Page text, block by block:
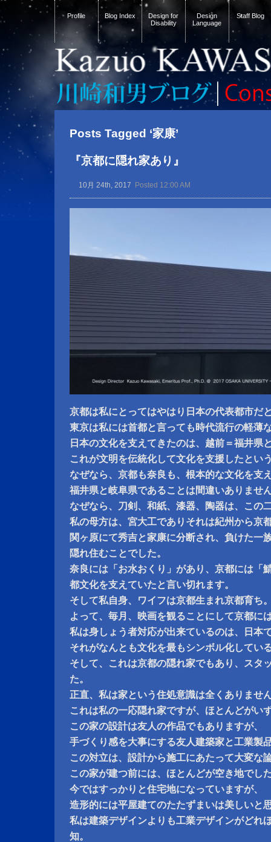
Profile Blog Index
Design for
Disability
Design
Language
Staff Blog
Posts Tagged ‘家康’
『京都に隠れ家あり』
10月 24th, 2017 Posted 12:00 AM
京都は私にとってはやはり日本の代表都市だ
東京は私には首都と言っても時代流行の軽薄
日本の文化を支えてきたのは、越前＝福井県
これが文明を伝統化して文化を支援したとい
なぜなら、京都も奈良も、根本的な文化を支
福井県と岐阜県であることは間違いありませ
なぜなら、刀剣、和紙、漆器、陶器は、この
私の母方は、宮大工でありそれは紀州から京
関ヶ原にて秀吉と家康に分断され、負けた一
隠れ住むことでした。
奈良には「お水おくり」があり、京都には「
都文化を支えていたと言い切れます。
そして私自身、ワイフは京都生まれ京都育ち
よって、毎月、映画を観ることにして京都に
私は身しょう者対応が出来ているのは、日本
それがなんとも文化を最もシンボル化してい
そして、これは京都の隠れ家でもあり、スタ
た。
正直、私は家という住処意識は全くありませ
これは私の一応隠れ家ですが、ほとんどがい
この家の設計は友人の作品でもありますが、
手づくり感を大事にする友人建築家と工業製
この対立は、設計から施工にあたって大変な
この家が建つ前には、ほとんどが空き地でし
今ではすっかりと住宅地になっていますが、
造形的には平屋建てのたたずまいは美しいと
私は建築デザインよりも工業デザインがどれ
知。